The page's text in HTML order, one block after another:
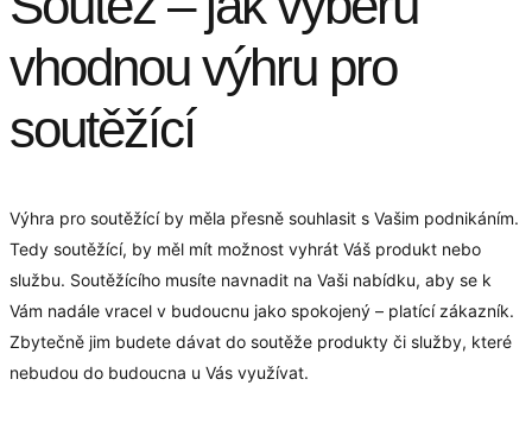
vhodnou výhru pro
soutěžící
Výhra pro soutěžící by měla přesně souhlasit s Vašim podnikáním.
Tedy soutěžící, by měl mít možnost vyhrát Váš produkt nebo
službu. Soutěžícího musíte navnadit na Vaši nabídku, aby se k
Vám nadále vracel v budoucnu jako spokojený – platící zákazník.
Zbytečně jim budete dávat do soutěže produkty či služby, které
nebudou do budoucna u Vás využívat.